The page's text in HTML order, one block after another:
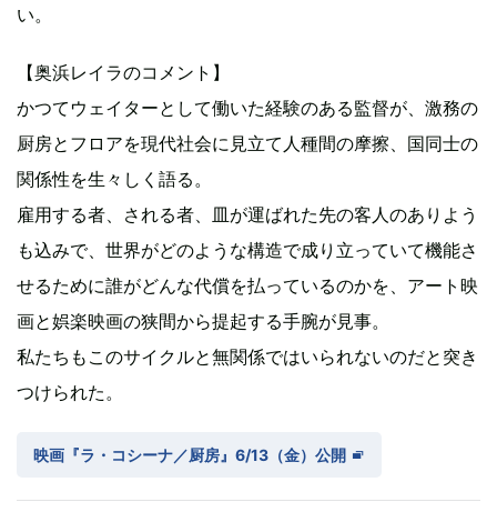
い。
【奥浜レイラのコメント】
かつてウェイターとして働いた経験のある監督が、激務の
厨房とフロアを現代社会に見立て人種間の摩擦、国同士の
関係性を生々しく語る。
雇用する者、される者、皿が運ばれた先の客人のありよう
も込みで、世界がどのような構造で成り立っていて機能さ
せるために誰がどんな代償を払っているのかを、アート映
画と娯楽映画の狭間から提起する手腕が見事。
私たちもこのサイクルと無関係ではいられないのだと突き
つけられた。
映画『ラ・コシーナ／厨房』6/13（金）公開